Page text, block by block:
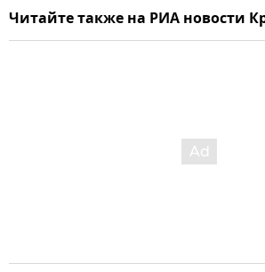
Читайте также на РИА новости